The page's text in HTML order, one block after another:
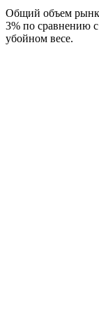
Общий объем
3% по сравнению
убойном весе.